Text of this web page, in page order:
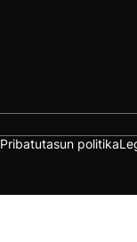
Pribatutasun politika